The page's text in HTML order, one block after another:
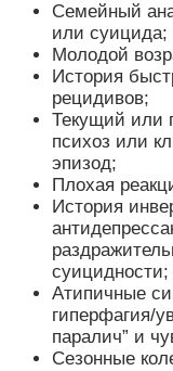
Семейный
или суицида;
Молодой
История
рецидивов;
Текущий или
психоз или
эпизод;
Плохая
История
суицидности;
Атипичные
гиперфагия/
паралич” и
Сезонные